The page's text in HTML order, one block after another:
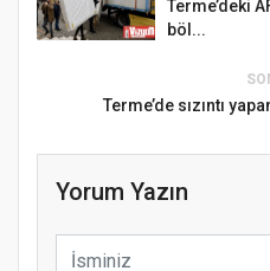
Terme’deki
böl...
Terme’de sızıntı
Yorum Yazın